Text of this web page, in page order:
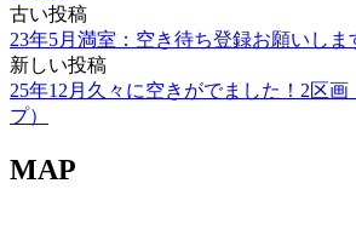
投
稿
ナ
ビ
ゲ
古い投稿
23年5月満室：空き待ち登録お願いしま
新しい投稿
25年12月久々に空きがでました！2区画
プ）
MAP